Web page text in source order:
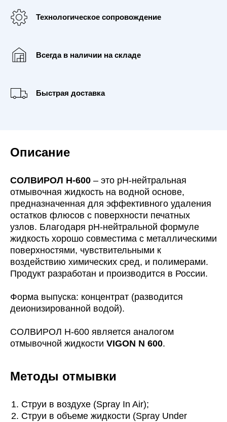
Технологическое сопровождение
Всегда в наличии на складе
Быстрая доставка
Описание
СОЛВИРОЛ Н-600 – это pH-нейтральная
отмывочная жидкость на водной основе,
предназначенная для эффективного удаления
остатков флюсов с поверхности печатных
узлов. Благодаря pH-нейтральной формуле
жидкость хорошо совместима с металлическими
поверхностями, чувствительными к
воздействию химических сред, и полимерами.
Продукт разработан и производится в России.
Форма выпуска: концентрат (разводится
деионизированной водой).
СОЛВИРОЛ Н-600 является аналогом
отмывочной жидкости VIGON N 600.
Методы отмывки
Струи в воздухе (Spray In Air);
Струи в объеме жидкости (Spray Under